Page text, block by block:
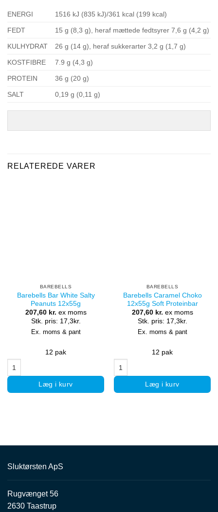
ENERGI 1516 kJ (835 kJ)/361 kcal (199 kcal)
FEDT 15 g (8,3 g), heraf mættede fedtsyrer 7,6 g (4,2 g)
KULHYDRAT 26 g (14 g), heraf sukkerarter 3,2 g (1,7 g)
KOSTFIBRE 7.9 g (4,3 g)
PROTEIN 36 g (20 g)
SALT 0,19 g (0,11 g)
RELATEREDE VARER
BAREBELLS
Barebells Bar White Salty
Peanuts 12x55g
207,60 kr. ex moms
Stk. pris: 17,3kr.
Ex. moms & pant
12 pak
Barebells Bar White Salty Peanuts 12x55g antal
Læg i kurv
BAREBELLS
Barebells Caramel Choko
12x55g Soft Proteinbar
207,60 kr. ex moms
Stk. pris: 17,3kr.
Ex. moms & pant
12 pak
Barebells Caramel Choko
Læg i kurv
Sluktørsten ApS
Rugvænget 56
2630 Taastrup